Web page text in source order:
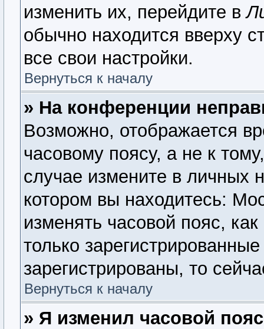
изменить их, перейдите в
обычно находится вверху
все свои настройки.
Вернуться к началу
» На конференции
Возможно, отображается
часовому поясу, а не к
случае измените в личных
котором вы находитесь:
изменять часовой пояс,
только
зарегистрированы, то
Вернуться к началу
» Я изменил часовой